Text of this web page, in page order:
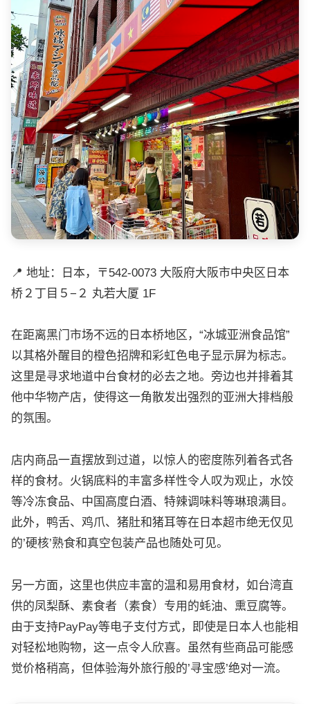
📍 地址：日本，〒542-0073 大阪府大阪市中央区日本
桥２丁目５−２ 丸若大厦 1F
在距离黑门市场不远的日本桥地区，“冰城亚洲食品馆”
以其格外醒目的橙色招牌和彩虹色电子显示屏为标志。
这里是寻求地道中台食材的必去之地。旁边也并排着其
他中华物产店，使得这一角散发出强烈的亚洲大排档般
的氛围。
店内商品一直摆放到过道，以惊人的密度陈列着各式各
样的食材。火锅底料的丰富多样性令人叹为观止，水饺
等冷冻食品、中国高度白酒、特辣调味料等琳琅满目。
此外，鸭舌、鸡爪、猪肚和猪耳等在日本超市绝无仅见
的’硬核’熟食和真空包装产品也随处可见。
另一方面，这里也供应丰富的温和易用食材，如台湾直
供的凤梨酥、素食者（素食）专用的蚝油、熏豆腐等。
由于支持PayPay等电子支付方式，即使是日本人也能相
对轻松地购物，这一点令人欣喜。虽然有些商品可能感
觉价格稍高，但体验海外旅行般的’寻宝感’绝对一流。